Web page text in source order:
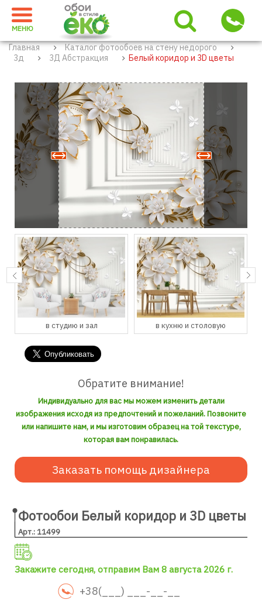
МЕНЮ
Главная
Каталог фотообоев на стену недорого
3д
3Д Абстракция Белый коридор и 3D цветы
в студию и зал в кухню и столовую
Обратите внимание!
Индивидуально для вас мы можем изменить детали
изображения исходя из предпочтений и пожеланий. Позвоните
или напишите нам, и мы изготовим образец на той текстуре,
которая вам понравилась.
Заказать помощь дизайнера
Фотообои Белый коридор и 3D цветы
Арт.: 11499
Закажите сегодня, отправим Вам 8 августа 2026 г.